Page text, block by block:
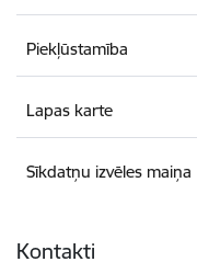
Piekļūstamība
Lapas karte
Sīkdatņu izvēles maiņa
Kontakti